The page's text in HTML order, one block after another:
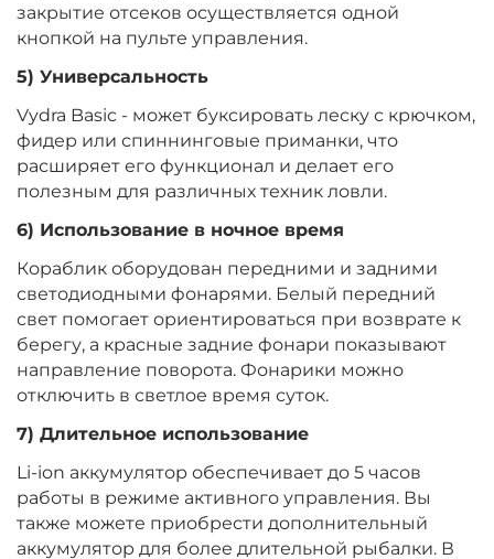
закрытие отсеков осуществляется одной
кнопкой на пульте управления.
5) Универсальность
Vydra Basic - может буксировать леску с крючком,
фидер или спиннинговые приманки, что
расширяет его функционал и делает его
полезным для различных техник ловли.
6) Использование в ночное время
Кораблик оборудован передними и задними
светодиодными фонарями. Белый передний
свет помогает ориентироваться при возврате к
берегу, а красные задние фонари показывают
направление поворота. Фонарики можно
отключить в светлое время суток.
7) Длительное использование
Li-ion аккумулятор обеспечивает до 5 часов
работы в режиме активного управления. Вы
также можете приобрести дополнительный
аккумулятор для более длительной рыбалки. В